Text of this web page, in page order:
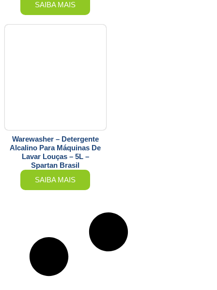
SAIBA MAIS
Warewasher – Detergente
Alcalino Para Máquinas De
Lavar Louças – 5L –
Spartan Brasil
SAIBA MAIS